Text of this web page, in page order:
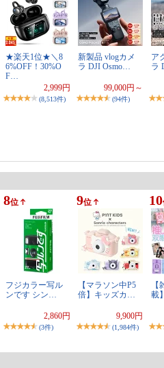
★楽天1位★＼8
6%OFF！30%O
F…
2,999円
(8,513件)
新製品 vlogカメ
ラ DJI Osmo…
99,000円～
(94件)
ア
ラ
8位
フジカラー写ル
ンです シン…
2,860円
(3件)
9位
【マラソン中P5
倍】キッズカ…
9,900円
(1,984件)
10
載